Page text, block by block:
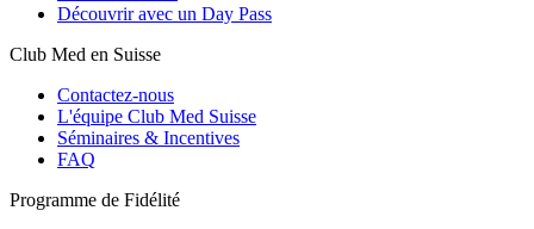
Découvrir avec un Day Pass
Club Med en Suisse
Contactez-nous
L'équipe Club Med Suisse
Séminaires & Incentives
FAQ
Programme de Fidélité